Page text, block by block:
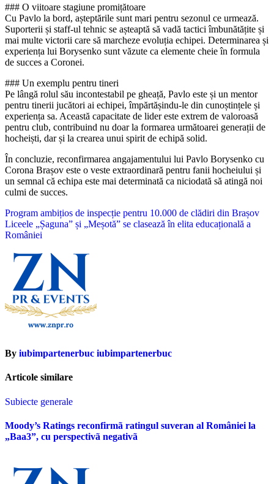
### O viitoare stagiune promițătoare
Cu Pavlo la bord, așteptările sunt mari pentru sezonul ce urmează.
Suporterii și staff-ul tehnic se așteaptă să vadă tactici îmbunătățite și
mai multe victorii care să marcheze evoluția echipei. Determinarea și
experiența lui Borysenko sunt văzute ca elemente cheie în formula
de succes a Coronei.
### Un exemplu pentru tineri
Pe lângă rolul său incontestabil pe gheață, Pavlo este și un mentor
pentru tinerii jucători ai echipei, împărtășindu-le din cunoștințele și
experiența sa. Această capacitate de lider este extrem de valoroasă
pentru club, contribuind nu doar la formarea următoarei generații de
hocheiști, dar și la crearea unui spirit de echipă solid.
În concluzie, reconfirmarea angajamentului lui Pavlo Borysenko cu
Corona Brașov este o veste extraordinară pentru fanii hocheiului și
un semnal că echipa este mai determinată ca niciodată să atingă noi
culmi de succes.
Navigare
în
Program ambițios de inspecție pentru 10.000 de clădiri din Brașov
Liceele „Șaguna” și „Meșotă” se clasează în elita educațională a
României
By iubimpartenerbuc iubimpartenerbuc
Articole similare
Subiecte generale
Moody’s Ratings reconfirmã ratingul suveran al României la
„Baa3”, cu perspectivã negativã